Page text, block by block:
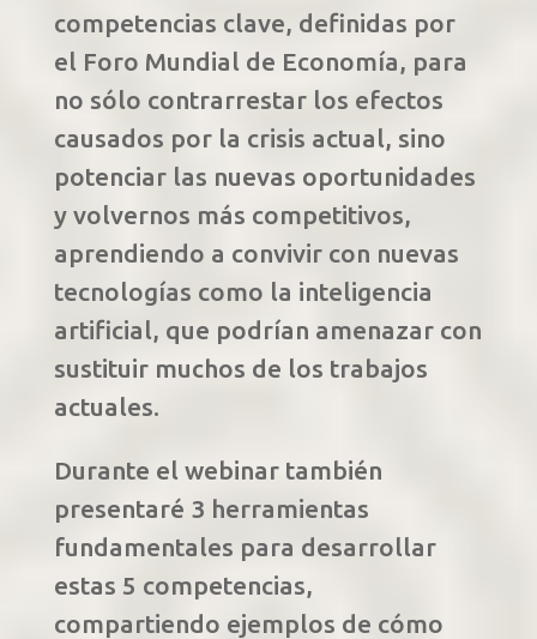
competencias clave, definidas por
el Foro Mundial de Economía, para
no sólo contrarrestar los efectos
causados por la crisis actual, sino
potenciar las nuevas oportunidades
y volvernos más competitivos,
aprendiendo a convivir con nuevas
tecnologías como la inteligencia
artificial, que podrían amenazar con
sustituir muchos de los trabajos
actuales.
Durante el webinar también
presentaré 3 herramientas
fundamentales para desarrollar
estas 5 competencias,
compartiendo ejemplos de cómo